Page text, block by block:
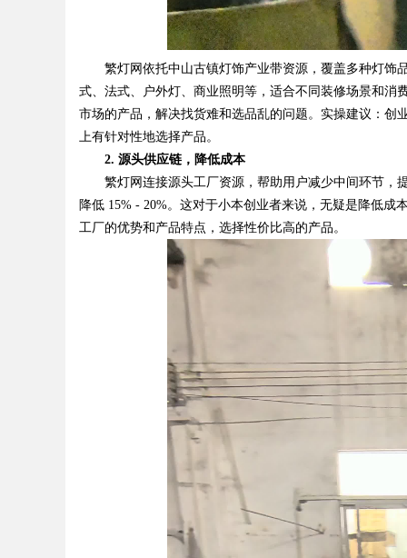
繁灯网依托中山古镇灯饰产业带资源，覆盖多种灯饰
式、法式、户外灯、商业照明等，适合不同装修场景和消
市场的产品，解决找货难和选品乱的问题。实操建议：创
上有针对性地选择产品。
2. 源头供应链，降低成本
繁灯网连接源头工厂资源，帮助用户减少中间环节，
降低 15% - 20%。这对于小本创业者来说，无疑是降低
工厂的优势和产品特点，选择性价比高的产品。